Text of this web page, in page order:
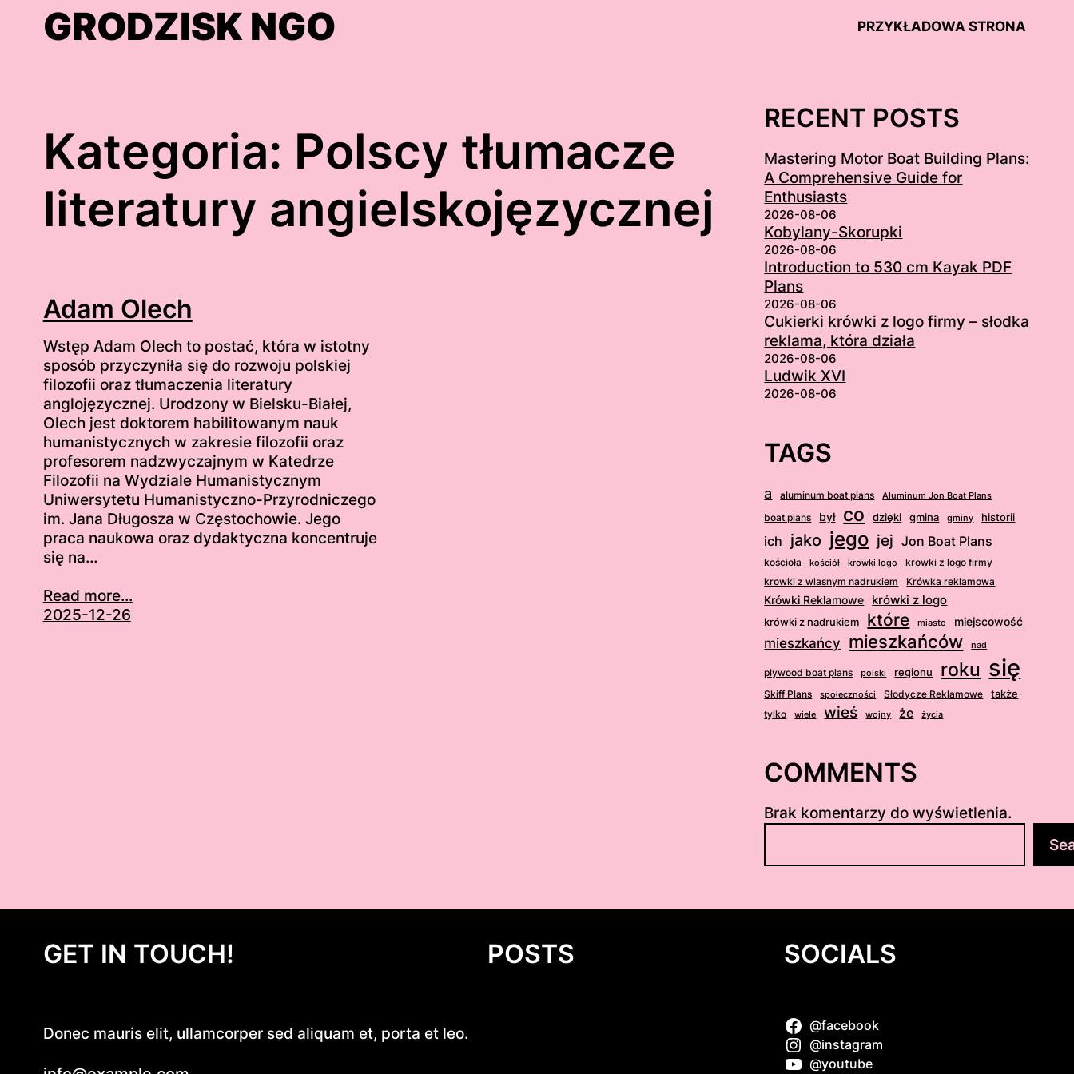
GRODZISK NGO PRZYKŁADOWA STRONA
Kategoria: Polscy tłumacze
literatury angielskojęzycznej
Adam Olech
Wstęp Adam Olech to postać, która w istotny
sposób przyczyniła się do rozwoju polskiej
filozofii oraz tłumaczenia literatury
anglojęzycznej. Urodzony w Bielsku-Białej,
Olech jest doktorem habilitowanym nauk
humanistycznych w zakresie filozofii oraz
profesorem nadzwyczajnym w Katedrze
Filozofii na Wydziale Humanistycznym
Uniwersytetu Humanistyczno-Przyrodniczego
im. Jana Długosza w Częstochowie. Jego
praca naukowa oraz dydaktyczna koncentruje
się na…
Read more...
2025-12-26
RECENT POSTS
Mastering Motor Boat Building Plans:
A Comprehensive Guide for
Enthusiasts
2026-08-06
Kobylany-Skorupki
2026-08-06
Introduction to 530 cm Kayak PDF
Plans
2026-08-06
Cukierki krówki z logo firmy – słodka
reklama, która działa
2026-08-06
Ludwik XVI
2026-08-06
TAGS
a aluminum boat plans Aluminum Jon Boat Plans
boat plans był co dzięki gmina gminy historii
ich jako jego jej Jon Boat Plans
kościoła kościół krowki logo
krowki z logo firmy
krowki z wlasnym nadrukiem
Krówka reklamowa
Krówki Reklamowe krówki z logo
krówki z nadrukiem które miasto miejscowość
mieszkańcy mieszkańców nad
plywood boat plans polski regionu roku się
Skiff Plans społeczności Słodycze Reklamowe także
tylko wiele wieś wojny że życia
COMMENTS
Brak komentarzy do wyświetlenia.
u
a
GET IN TOUCH!
Donec mauris elit, ullamcorper sed aliquam et, porta et leo.
POSTS SOCIALS
@facebook
@instagram
@youtube